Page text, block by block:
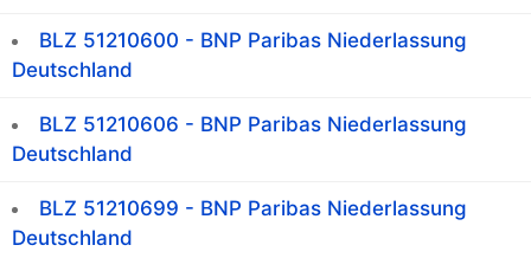
BLZ 51210600 - BNP Paribas Niederlassung
Deutschland
BLZ 51210606 - BNP Paribas Niederlassung
Deutschland
BLZ 51210699 - BNP Paribas Niederlassung
Deutschland